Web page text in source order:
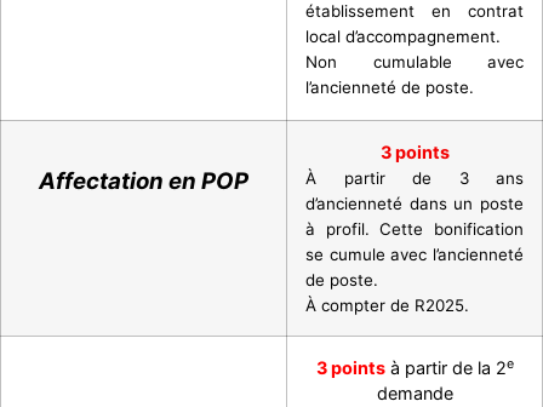
établissement en contrat
local d’accompagnement.
Non cumulable avec
l’ancienneté de poste.
Affectation en POP
3 points
À partir de 3 ans
d’ancienneté dans un poste
à profil. Cette bonification
se cumule avec l’ancienneté
de poste.
À compter de R2025.
3 pointsà partir de la 2e
demande